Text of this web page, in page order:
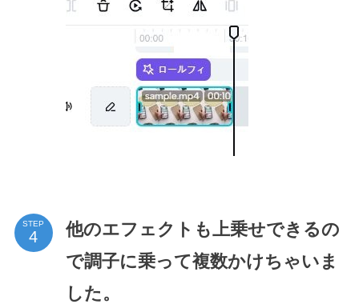
STEP
他のエフェクトも上乗せできるの
で調子に乗って複数かけちゃいま
した。